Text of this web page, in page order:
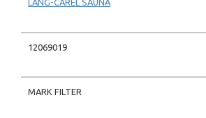
LANG-CAREL SAUNA
12069019
MARK FILTER